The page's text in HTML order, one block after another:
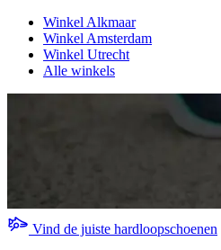
Winkel Alkmaar
Winkel Amsterdam
Winkel Utrecht
Alle winkels
Vind de juiste hardloopschoenen